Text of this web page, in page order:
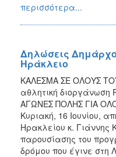
περισσότερα...
Δηλώσεις
Ηράκλειο
ΚΑΛΕΣΜΑ ΣΕ ΟΛΟΥΣ
αθλητική διοργάνωση
ΑΓΩΝΕΣ ΠΟΛΗΣ ΓΙΑ
Κυριακή, 16 Ιουνίου,
Ηρακλείου κ. Γιάννης
παρουσίασης του
δρόμου που έγινε στη